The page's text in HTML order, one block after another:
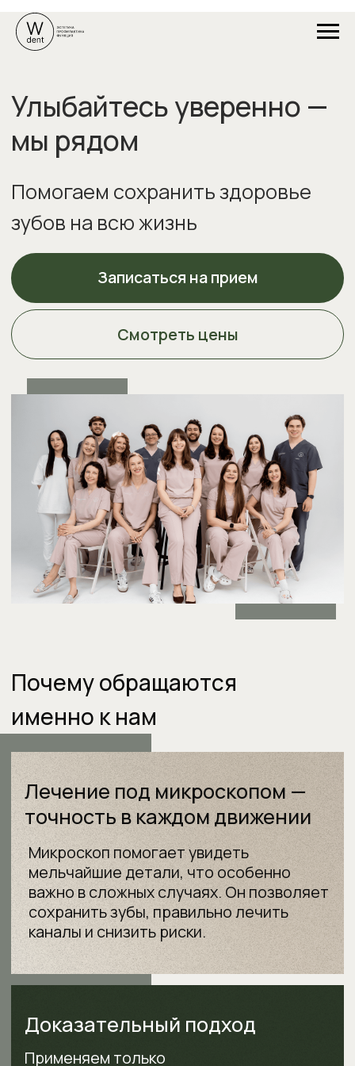
мы рядом
Помогаем сохранить здоровье
зубов на всю жизнь
Записаться на прием
Микроскоп помогает увидеть
Применяем только
проверенные методы,
учитывая здоровье зубов, их
функцию и эстетику.
Доказательный подход
Назначаем лечение по показаниям,
Не лечим здоровые зубы
Лечение под микроскопом —
точность в каждом движении
Врачи всех специальностей, свой
рентген, томограф и сканер. Без
лишних поездок по городу, потери
времени и неудобств.
Почему обращаются
именно к нам
Все специалисты
и исследования —
в одном месте